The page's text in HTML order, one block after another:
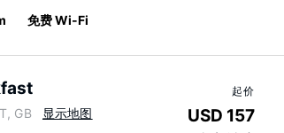
免费 Wi-Fi
GB 显示地图
起价
USD 157